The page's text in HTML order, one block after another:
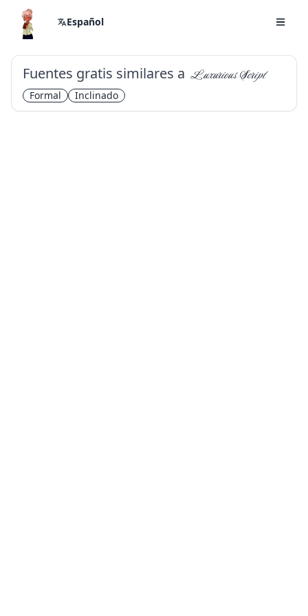
Español
Fuentes gratis similares a Luxurious Script
Formal Inclinado